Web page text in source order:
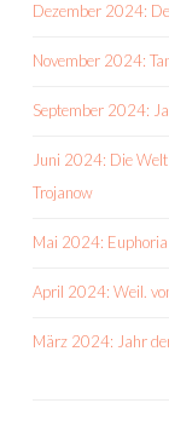
Dezember 2024:
November 2024:
September 2024:
Juni 2024: Die
Trojanow
Mai 2024:
April 2024: Weil.
März 2024: Jahr